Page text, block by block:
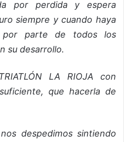
por perdida y espera
siempre y cuando haya
por parte de todos los
su desarrollo.
LA RIOJA con
que hacerla de
despedimos sintiendo